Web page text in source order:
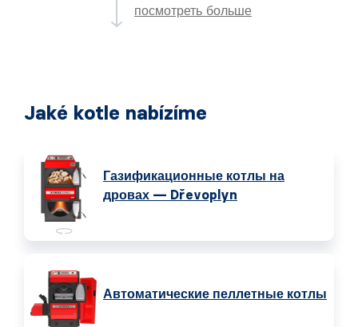
посмотреть больше
Jaké kotle nabízíme
Газификационные котлы на
дровах — Dřevoplyn
Автоматические пеллетные котлы